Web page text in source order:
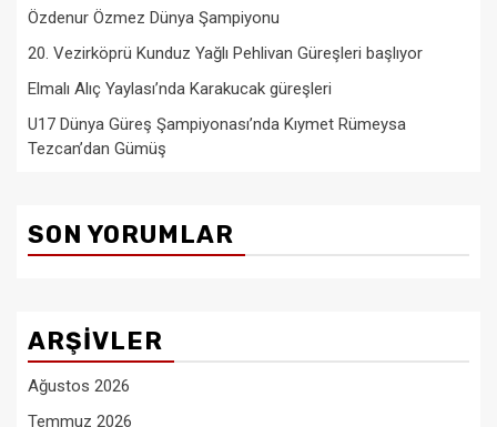
Özdenur Özmez Dünya Şampiyonu
20. Vezirköprü Kunduz Yağlı Pehlivan Güreşleri başlıyor
Elmalı Alıç Yaylası’nda Karakucak güreşleri
U17 Dünya Güreş Şampiyonası’nda Kıymet Rümeysa
Tezcan’dan Gümüş
SON YORUMLAR
ARŞIVLER
Ağustos 2026
Temmuz 2026